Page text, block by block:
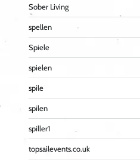
Sober Living
spellen
Spiele
spielen
spile
spilen
spiller1
topsailevents.co.uk